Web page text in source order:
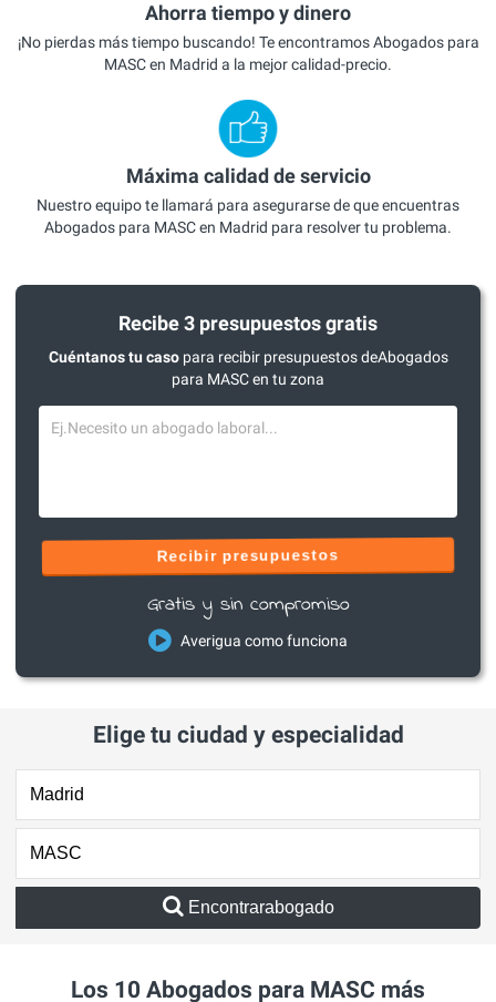
Ahorra tiempo y dinero
¡No pierdas más tiempo buscando! Te encontramos Abogados para
MASC en Madrid a la mejor calidad-precio.
Máxima calidad de servicio
Nuestro equipo te llamará para asegurarse de que encuentras
Abogados para MASC en Madrid para resolver tu problema.
Recibe 3 presupuestos gratis
Cuéntanos tu casopara recibir presupuestos deAbogados
para MASC en tu zona
Recibir presupuestos
Gratis y sin compromiso
Averigua como funciona
Elige tu ciudad y especialidad
Encontrarabogado
Los 10 Abogados para MASC más